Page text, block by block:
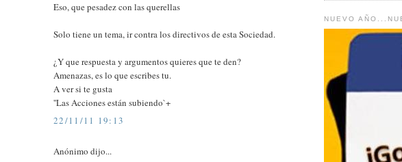
Eso, que pesadez con las querellas
Solo tiene un tema, ir contra los directivos de esta Sociedad.
¿Y que respuesta y argumentos quieres que te den?
Amenazas, es lo que escribes tu.
A ver si te gusta
''Las Acciones están subiendo`+
22/11/11 19:13
Anónimo dijo...
NUEVO